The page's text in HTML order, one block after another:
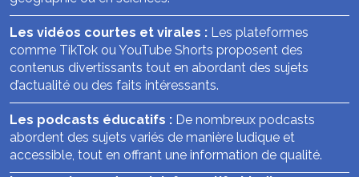
Les vidéos courtes et virales : Les plateformes
comme TikTok ou YouTube Shorts proposent des
contenus divertissants tout en abordant des sujets
d’actualité ou des faits intéressants.
Les podcasts éducatifs : De nombreux podcasts
abordent des sujets variés de manière ludique et
accessible, tout en offrant une information de qualité.